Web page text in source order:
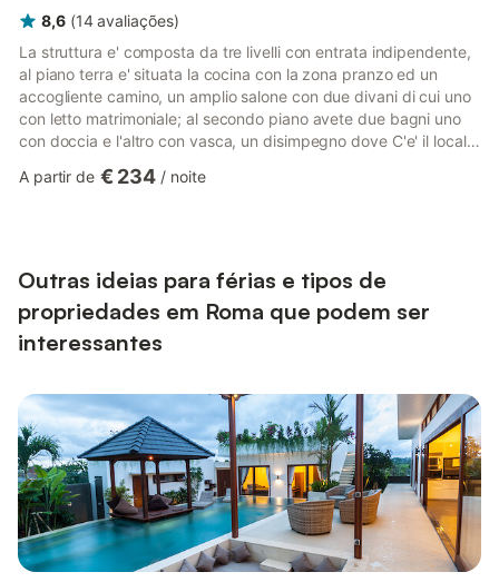
8,6 (14 avaliações)
La struttura e' composta da tre livelli con entrata indipendente,
al piano terra e' situata la cocina con la zona pranzo ed un
accogliente camino, un amplio salone con due divani di cui uno
con letto matrimoniale; al secondo piano avete due bagni uno
con doccia e l'altro con vasca, un disimpegno dove C'e' il locale
con letto matrimoniale ed un letto singolo; Al tercer y último
A partir de € 234 / noite
Outras ideias para férias e tipos de
propriedades em Roma que podem ser
interessantes